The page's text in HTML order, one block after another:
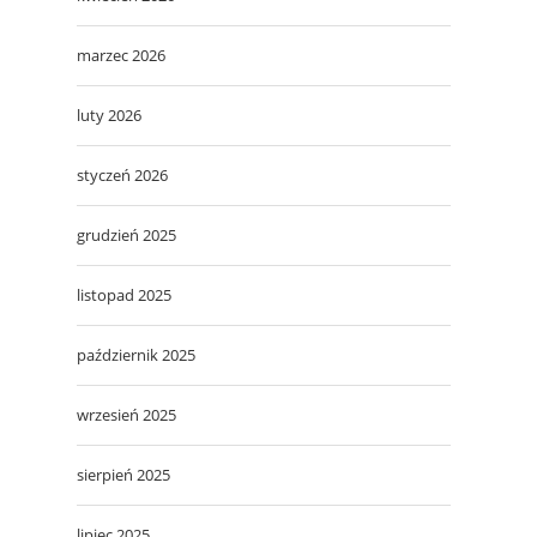
marzec 2026
luty 2026
styczeń 2026
grudzień 2025
listopad 2025
październik 2025
wrzesień 2025
sierpień 2025